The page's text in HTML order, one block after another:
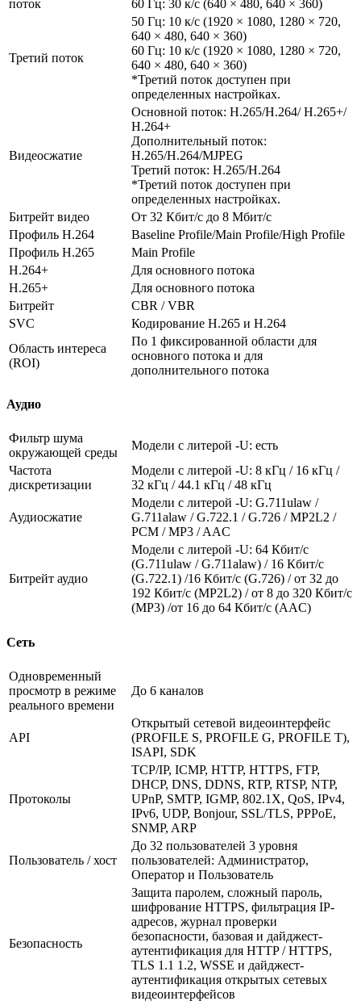
поток
60 Гц: 30 к/с (640 × 480, 640 × 360)
Третий поток
50 Гц: 10 к/с (1920 × 1080, 1280 × 720,
640 × 480, 640 × 360)
60 Гц: 10 к/с (1920 × 1080, 1280 × 720,
640 × 480, 640 × 360)
*Третий поток доступен при
определенных настройках.
Видеосжатие
Основной поток: H.265/H.264/ H.265+/
H.264+
Дополнительный поток:
H.265/H.264/MJPEG
Третий поток: H.265/H.264
*Третий поток доступен при
определенных настройках.
Битрейт видео
От 32 Кбит/с до 8 Мбит/с
Профиль H.264
Baseline Profile/Main Profile/High Profile
Профиль H.265
Main Profile
H.264+
Для основного потока
H.265+
Для основного потока
Битрейт
CBR / VBR
SVC
Кодирование H.265 и H.264
Область интереса
(ROI)
По 1 фиксированной области для
основного потока и для
дополнительного потока
Аудио
Фильтр шума
окружающей среды
Модели с литерой -U: есть
Частота
дискретизации
Модели с литерой -U: 8 кГц / 16 кГц /
32 кГц / 44.1 кГц / 48 кГц
Аудиосжатие
Модели с литерой -U: G.711ulaw /
G.711alaw / G.722.1 / G.726 / MP2L2 /
PCM / MP3 / AAC
Битрейт аудио
Модели с литерой -U: 64 Кбит/с
(G.711ulaw / G.711alaw) / 16 Кбит/с
(G.722.1) /16 Кбит/с (G.726) / от 32 до
192 Кбит/с (MP2L2) / от 8 до 320 Кбит/с
(MP3) /от 16 до 64 Кбит/с (AAC)
Сеть
Одновременный
просмотр в режиме
реального времени
До 6 каналов
API
Открытый сетевой видеоинтерфейс
(PROFILE S, PROFILE G, PROFILE T),
ISAPI, SDK
Протоколы
TCP/IP, ICMP, HTTP, HTTPS, FTP,
DHCP, DNS, DDNS, RTP, RTSP, NTP,
UPnP, SMTP, IGMP, 802.1X, QoS, IPv4,
IPv6, UDP, Bonjour, SSL/TLS, PPPoE,
SNMP, ARP
Пользователь / хост
До 32 пользователей 3 уровня
пользователей: Администратор,
Оператор и Пользователь
Безопасность
Защита паролем, сложный пароль,
шифрование HTTPS, фильтрация IP-
адресов, журнал проверки
безопасности, базовая и дайджест-
аутентификация для HTTP / HTTPS,
TLS 1.1 1.2, WSSE и дайджест-
аутентификация открытых сетевых
видеоинтерфейсов